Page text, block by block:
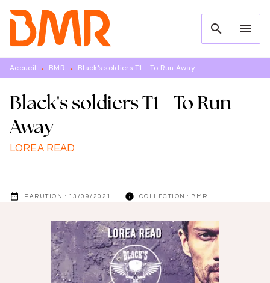
MENU RECHERCHE
PIED DE PAGE
search menu
Accueil • BMR • Black's soldiers T1 - To Run Away
Black's soldiers T1 - To Run
Away
LOREA READ
date_range PARUTION : 13/09/2021 info COLLECTION : BMR